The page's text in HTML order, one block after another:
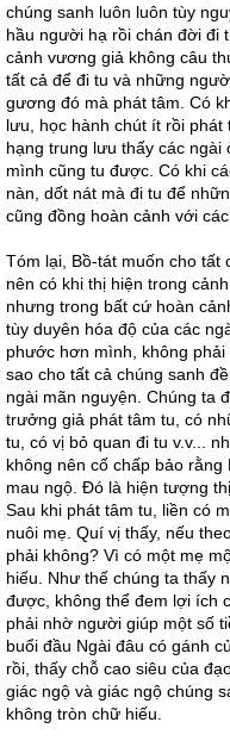
chúng sanh luôn luôn tùy
hầu người hạ rồi chán đời đi
cảnh vương giả không câu
tất cả để đi tu và những
gương đó mà phát tâm. Có
lưu, học hành chút ít rồi
hạng trung lưu thấy các
mình cũng tu được. Có khi
nàn, dốt nát mà đi tu để
cũng đồng hoàn cảnh với
Tóm lại, Bồ-tát muốn cho tất
nên có khi thị hiện trong
nhưng trong bất cứ hoàn
tùy duyên hóa độ của các
phước hơn mình, không
sao cho tất cả chúng sanh
ngài mãn nguyện. Chúng ta
trưởng giả phát tâm tu, có
tu, có vị bỏ quan đi tu v.v...
không nên cố chấp bảo
mau ngộ. Đó là hiện tượng
Sau khi phát tâm tu, liền có
nuôi mẹ. Quí vị thấy, nếu
phải không? Vì có một mẹ
hiếu. Như thế chúng ta thấy
được, không thể đem lợi ích
phải nhờ người giúp một số
buổi đầu Ngài đâu có gánh
rồi, thấy chỗ cao siêu của
giác ngộ và giác ngộ chúng
không tròn chữ hiếu.